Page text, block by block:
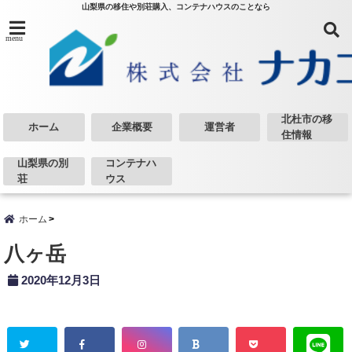
山梨県の移住や別荘購入、コンテナハウスのことなら
menu
ホーム 企業概要 運営者
北杜市の移
住情報
山梨県の別
荘
コンテナハ
ウス
ホーム
八ヶ岳
2020年12月3日